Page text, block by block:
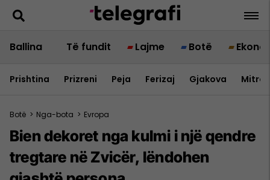
Ballina Të fundit Lajme Botë
Prishtina Prizreni Peja Ferizaj Gjakova
Botë > Nga-bota > Evropa
Bien dekoret nga kulmi i një qendre
tregtare në Zvicër, lëndohen